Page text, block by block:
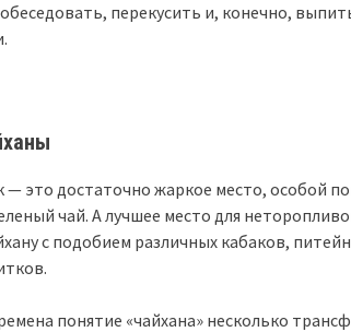
перекусить и, конечно,
— это достаточно жаркое место, особой
чай. А лучшее место для
с подобием различных кабаков,
понятие «чайхана» несколько